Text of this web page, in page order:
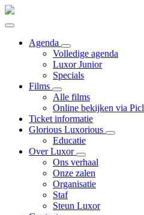
Agenda
Volledige agenda
Luxor Junior
Specials
Films
Alle films
Online bekijken via Picl
Ticket informatie
Glorious Luxorious
Educatie
Over Luxor
Ons verhaal
Onze zalen
Organisatie
Staf
Steun Luxor